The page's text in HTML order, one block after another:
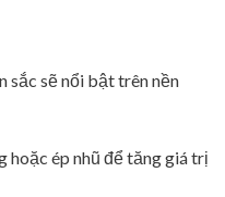
sắc sẽ nổi bật trên nền
hoặc ép nhũ để tăng giá trị